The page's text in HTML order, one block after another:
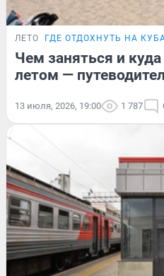
ЛЕТО ГДЕ ОТДОХНУТЬ НА
Чем заняться и
летом —
13 июля, 2026, 19:00 1 787